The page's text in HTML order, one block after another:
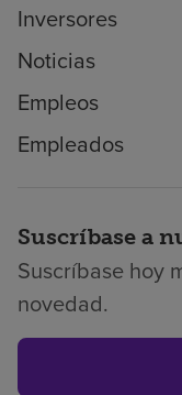
Inversores
Noticias
Empleos
Empleados
Suscríbase a
Suscríbase hoy
novedad.